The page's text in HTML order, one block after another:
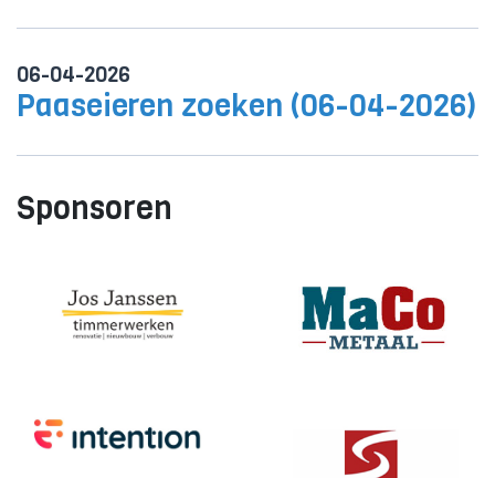
06-04-2026
Paaseieren zoeken (06-04-2026)
Sponsoren